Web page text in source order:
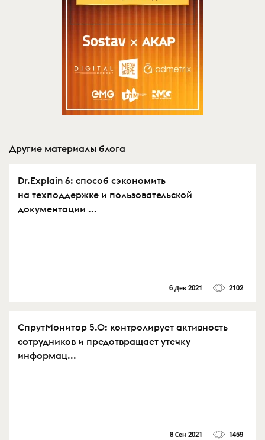
Другие материалы блога
Dr.Explain 6: способ сэкономить
на техподдержке и пользовательской
документации ...
6 Дек 2021 2102
СпрутМонитор 5.0: контролирует активность
сотрудников и предотвращает утечку
информац...
8 Сен 2021 1459